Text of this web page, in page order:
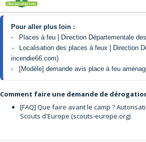
Pour aller plus loin :
- Places à feu | Direction Départementale
- L ocalisation des places à feux | Direction
incendie66.com)
- [Modèle] demande avis place à feu
Comment faire une demande de
[FAQ] Que faire avant le camp ?
Scouts d'Europe (scouts-europe.org)